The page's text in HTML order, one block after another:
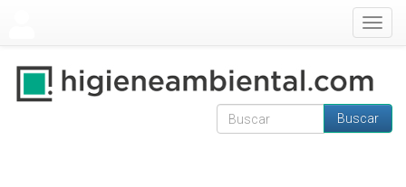
Formulario de
Buscar